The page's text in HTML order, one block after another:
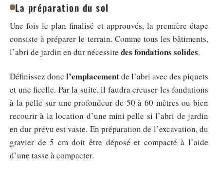
La préparation du sol
Une fois le plan finalisé et approuvés, la première étape
consiste à préparer le terrain. Comme tous les bâtiments,
l’abri de jardin en dur nécessite des fondations solides.
Définissez donc l’emplacementde l’abri avec des piquets
et une ficelle. Par la suite, il faudra creuser les fondations
à la pelle sur une profondeur de 50 à 60 mètres ou bien
recourir à la location d’une mini pelle si l’abri de jardin
en dur prévu est vaste. En préparation de l’excavation, du
gravier de 5 cm doit être déposé et compacté à l’aide
d’une tasse à compacter.